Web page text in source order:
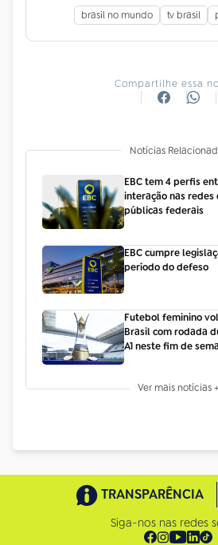
brasil no mundo tv brasil
Compartilhe essa
Notícias
EBC tem 4 perfis
interação nas redes
públicas federais
EBC cumpre
período do defeso
Futebol feminino
Brasil com rodada
A1 neste fim de
Ver mais notícias +
TRANSPARÊNCIA
Siga-nos nas redes